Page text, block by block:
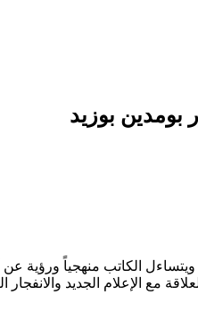
بومدين بوزيد
ويتساءل الكاتب منهجياً
مع الإعلام الجديد